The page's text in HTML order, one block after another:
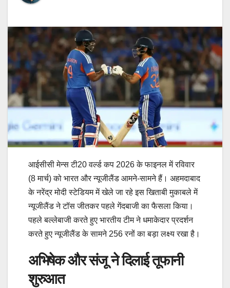
आईसीसी मेन्स टी20 वर्ल्ड कप 2026 के फाइनल में रविवार
(8 मार्च) को भारत और न्यूजीलैंड आमने-सामने हैं। अहमदाबाद
के नरेंद्र मोदी स्टेडियम में खेले जा रहे इस खिताबी मुकाबले में
न्यूजीलैंड ने टॉस जीतकर पहले गेंदबाजी का फैसला किया।
पहले बल्लेबाजी करते हुए भारतीय टीम ने धमाकेदार प्रदर्शन
करते हुए न्यूजीलैंड के सामने 256 रनों का बड़ा लक्ष्य रखा है।
अभिषेक और संजू ने दिलाई तूफानी
शुरुआत